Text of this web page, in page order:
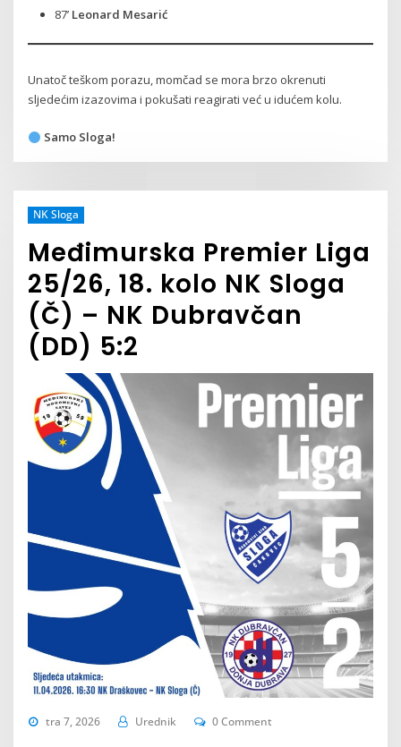
87’ Leonard Mesarić
Unatoč teškom porazu, momčad se mora brzo okrenuti
sljedećim izazovima i pokušati reagirati već u idućem kolu.
Samo Sloga!
NK Sloga
Međimurska Premier Liga
25/26, 18. kolo NK Sloga
(Č) – NK Dubravčan
(DD) 5:2
tra 7, 2026 Urednik 0 Comment